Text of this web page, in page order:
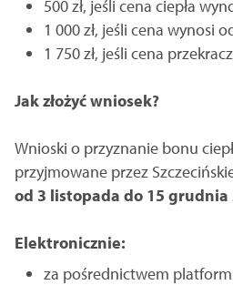
500 zł, jeśli cena ciepła
1 000 zł, jeśli cena wynosi
1 750 zł, jeśli cena
Jak złożyć wniosek?
Wnioski o przyznanie bonu
przyjmowane przez
od 3 listopada do 15 grudnia
Elektronicznie:
za pośrednictwem